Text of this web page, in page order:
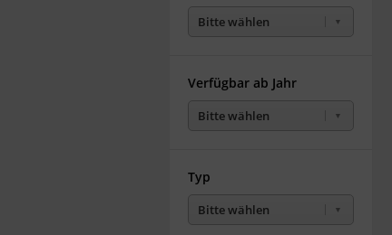
Bitte wählen
Verfügbar ab Jahr
Bitte wählen
Typ
Bitte wählen